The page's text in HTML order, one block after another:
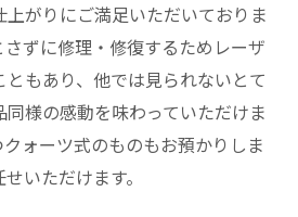
がりにご満足いただいておりま
ずに修理・修復するためレーザ
もあり、他では見られないとて
様の感動を味わっていただけま
ォーツ式のものもお預かりしま
いただけます。